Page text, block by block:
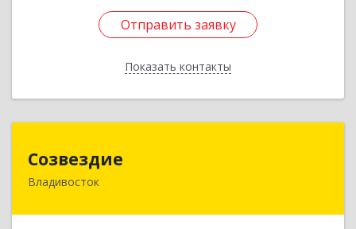
Отправить заявку
Показать контакты
Отправить заявку
Назад
Созвездие
Владивосток690069, Приморский край, Владивосток г,